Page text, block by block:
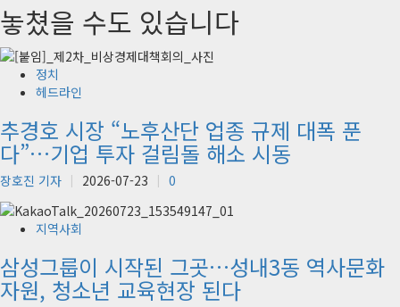
놓쳤을 수도 있습니다
정치
헤드라인
추경호 시장 “노후산단 업종 규제 대폭 푼
다”…기업 투자 걸림돌 해소 시동
장호진 기자 2026-07-23 0
지역사회
삼성그룹이 시작된 그곳…성내3동 역사문화
자원, 청소년 교육현장 된다